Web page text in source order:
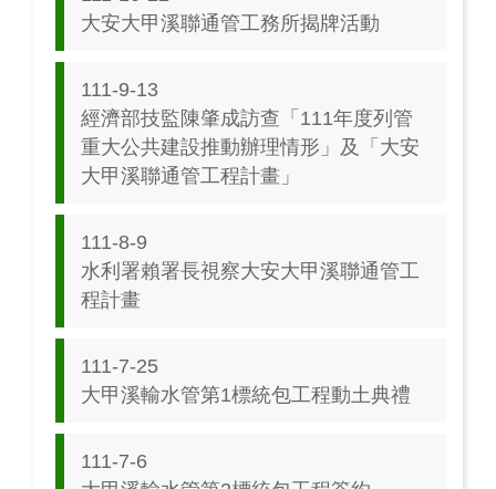
大安大甲溪聯通管工務所揭牌活動
111-9-13
經濟部技監陳肇成訪查「111年度列管
重大公共建設推動辦理情形」及「大安
大甲溪聯通管工程計畫」
111-8-9
水利署賴署長視察大安大甲溪聯通管工
程計畫
111-7-25
大甲溪輸水管第1標統包工程動土典禮
111-7-6